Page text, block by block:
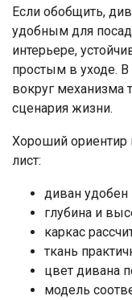
Если обобщить,
удобным для
интерьере,
простым в уходе. В
вокруг механизма
сценария жизни.
Хороший ориентир
лист:
диван удобен
глубина и
каркас
ткань
цвет дивана
модель